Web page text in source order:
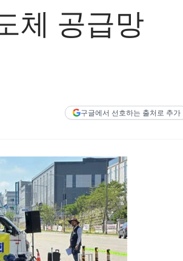
체 공급망
구글에서 선호하는 출처로 추가